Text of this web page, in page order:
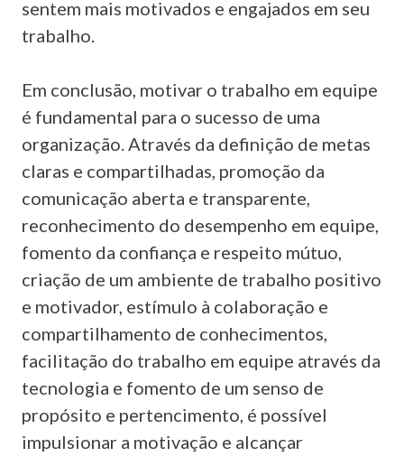
sentem mais motivados e engajados em seu
trabalho.
Em conclusão, motivar o trabalho em equipe
é fundamental para o sucesso de uma
organização. Através da definição de metas
claras e compartilhadas, promoção da
comunicação aberta e transparente,
reconhecimento do desempenho em equipe,
fomento da confiança e respeito mútuo,
criação de um ambiente de trabalho positivo
e motivador, estímulo à colaboração e
compartilhamento de conhecimentos,
facilitação do trabalho em equipe através da
tecnologia e fomento de um senso de
propósito e pertencimento, é possível
impulsionar a motivação e alcançar